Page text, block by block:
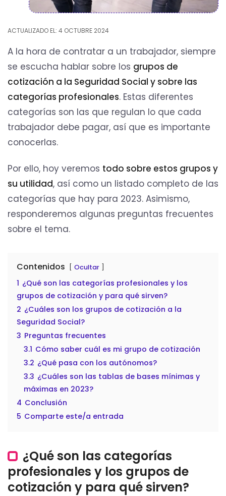
ACTUALIZADO EL: 4 OCTUBRE 2024
A la hora de contratar a un trabajador, siempre
se escucha hablar sobre los grupos de
cotización a la Seguridad Social y sobre las
categorías profesionales. Estas diferentes
categorías son las que regulan lo que cada
trabajador debe pagar, así que es importante
conocerlas.
Por ello, hoy veremos todo sobre estos grupos y
su utilidad, así como un listado completo de las
categorías que hay para 2023. Asimismo,
responderemos algunas preguntas frecuentes
sobre el tema.
Contenidos Ocultar
1 ¿Qué son las categorías profesionales y los
grupos de cotización y para qué sirven?
2 ¿Cuáles son los grupos de cotización a la
Seguridad Social?
3 Preguntas frecuentes
3.1 Cómo saber cuál es mi grupo de cotización
3.2 ¿Qué pasa con los autónomos?
3.3 ¿Cuáles son las tablas de bases mínimas y
máximas en 2023?
4 Conclusión
5 Comparte este/a entrada
¿Qué son las categorías
profesionales y los grupos de
cotización y para qué sirven?